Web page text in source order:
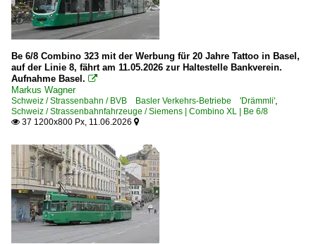
Be 6/8 Combino 323 mit der Werbung für 20 Jahre Tattoo in Basel,
auf der Linie 8, fährt am 11.05.2026 zur Haltestelle Bankverein.
Aufnahme Basel. 
Markus Wagner
Schweiz / Strassenbahn / BVB Basler Verkehrs-Betriebe 'Drämmli',
Schweiz / Strassenbahnfahrzeuge / Siemens | Combino XL | Be 6/8
 37 1200x800 Px, 11.06.2026 